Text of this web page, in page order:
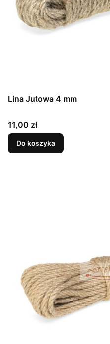
Lina Jutowa 4 mm
Cena
11,00 zł
Do koszyka